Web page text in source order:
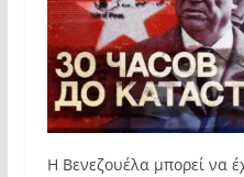
Η Βενεζουέλα μπορεί να